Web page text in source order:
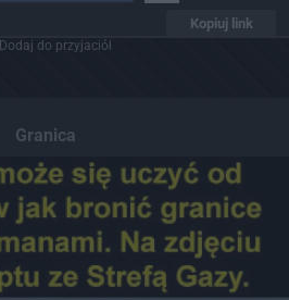
Kopiuj link
Dodaj do przyjaciół
Granica